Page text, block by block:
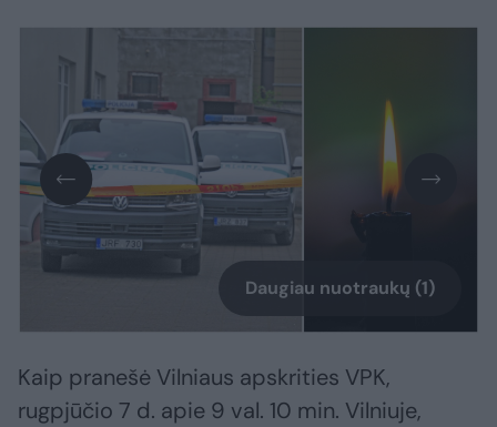
Daugiau nuotraukų (1)
Kaip pranešė Vilniaus apskrities VPK,
rugpjūčio 7 d. apie 9 val. 10 min. Vilniuje,